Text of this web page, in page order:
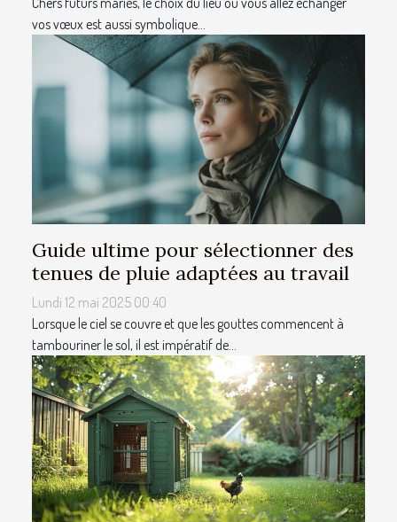
vos vœux est aussi symbolique...
Guide ultime pour sélectionner des
tenues de pluie adaptées au travail
Lundi 12 mai 2025 00:40
Lorsque le ciel se couvre et que les gouttes commencent à
tambouriner le sol, il est impératif de...